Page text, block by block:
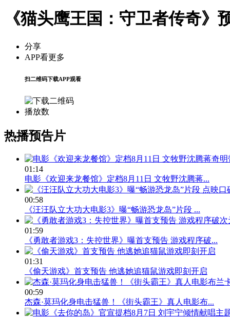
《猫头鹰王国：守卫者传奇》
分享
APP看更多
扫二维码下载APP观看
播放数
热播预告片
01:14
电影《欢迎来龙餐馆》定档8月11日 文牧野沈腾蒋...
00:58
《汪汪队立大功大电影3》曝“畅游恐龙岛”片段 ...
01:59
《勇敢者游戏3：失控世界》曝首支预告 游戏程序破...
01:31
《偷天游戏》首支预告 他逃她追猫鼠游戏即刻开启
00:59
杰森·莫玛化身电击猛兽！《街头霸王》真人电影布...